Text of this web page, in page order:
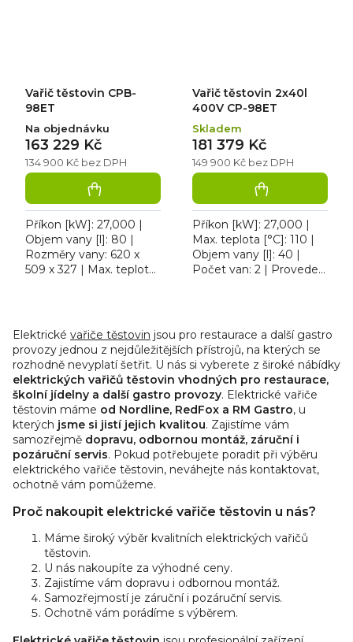
Vařič těstovin CPB-
98ET
Na objednávku
134 900 Kč bez DPH
163 229 Kč
Příkon [kW]: 27,000 |
Objem vany [l]: 80 |
Rozměry vany: 620 x
509 x 327 | Max. teplota
Vařič těstovin 2x40l
400V CP-98ET
Skladem
149 900 Kč bez DPH
181 379 Kč
Příkon [kW]: 27,000 |
Max. teplota [°C]: 110 |
Objem vany [l]: 40 |
Počet van: 2 | Provedení
v
l
á
d
a
c
í
p
r
y
v
p
i
s
u
Elektrické vařiče těstovin jsou pro restaurace a další gastro
provozy jednou z nejdůležitějších přístrojů, na kterých se
rozhodně nevyplatí šetřit. U nás si vyberete z široké nábídky
elektrických vařičů těstovin vhodných pro restaurace,
školní jídelny a další gastro provozy. Elektrické vařiče
těstovin máme od Nordline, RedFox a RM Gastro, u
kterých jsme si jistí jejich kvalitou. Zajistíme vám
samozřejmě dopravu, odbornou montáž, záruční i
pozáruční servis. Pokud potřebujete poradit při výběru
elektrického vařiče těstovin, neváhejte nás kontaktovat,
ochotně vám pomůžeme.
Proč nakoupit elektrické vařiče těstovin u nás?
Máme široký výběr kvalitních elektrických vařičů
těstovin.
U nás nakoupíte za výhodné ceny.
Zajistíme vám dopravu i odbornou montáž.
Samozřejmostí je záruční i pozáruční servis.
Ochotně vám porádíme s výběrem.